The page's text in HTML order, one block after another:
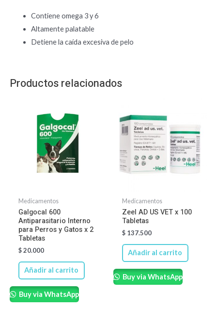
Contiene omega 3 y 6
Altamente palatable
Detiene la caída excesiva de pelo
Productos relacionados
Medicamentos
Galgocal 600
Antiparasitario Interno
para Perros y Gatos x 2
Tabletas
$20.000
Añadir al carrito
Buy via WhatsApp
Medicamentos
Zeel AD US VET x 100
Tabletas
$137.500
Añadir al carrito
Buy via WhatsApp